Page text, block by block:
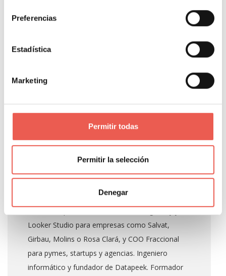
Preferencias
Estadística
Marketing
Permitir todas
Permitir la selección
Denegar
Más motivos para usar una VPN
About Author
Javier Sancho Piqueras
Propietario y responsable editorial de Tiempo de
Negocios. Consultor de analítica digital con 14
años de experiencia en GA4, GTM, BigQuery y
Looker Studio para empresas como Salvat,
Girbau, Molins o Rosa Clará, y COO Fraccional
para pymes, startups y agencias. Ingeniero
informático y fundador de Datapeek. Formador